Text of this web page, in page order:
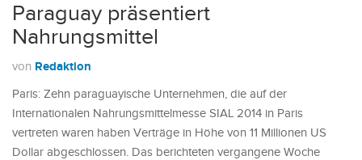
Paraguay präsentiert
Nahrungsmittel
von Redaktion
Paris: Zehn paraguayische Unternehmen, die auf der
Internationalen Nahrungsmittelmesse SIAL 2014 in Paris
vertreten waren haben Verträge in Höhe von 11 Millionen US
Dollar abgeschlossen. Das berichteten vergangene Woche